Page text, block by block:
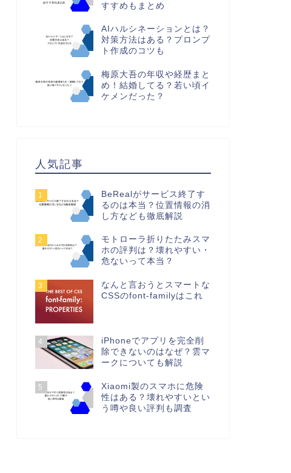
すすめもまとめ
AIハルシネーションとは？
対策方法はある？プロンプ
ト作成のコツも
梅原大吾の年収や経歴まと
め！結婚してる？若い頃イ
ケメンだった？
人気記事
1
BeRealがサービス終了す
るのは本当？位置情報の消
し方なども徹底解説
2
モトローラ折りたたみスマ
ホの評判は？壊れやすい・
危ないって本当？
3
なんと言おうとスマートな
CSSのfont-familyはこれ
4
iPhoneでアプリを完全削
除できないのはなぜ？雲マ
ークについても解説
5
Xiaomi製のスマホに危険
性はある？壊れやすいとい
う噂や良い評判も調査